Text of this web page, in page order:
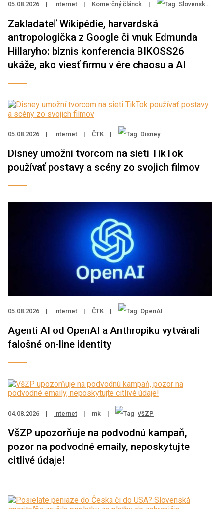
05.08.2026 | Internet | Komerčný článok | Slovenská sporiteľňa
Zakladateľ Wikipédie, harvardská
antropologička z Google či vnuk Edmunda
Hillaryho: biznis konferencia BIKOSS26
ukáže, ako viesť firmu v ére chaosu a AI
05.08.2026 | Internet | ČTK | Disney
Disney umožní tvorcom na sieti TikTok
používať postavy a scény zo svojich filmov
05.08.2026 | Internet | ČTK | OpenAI
Agenti AI od OpenAI a Anthropiku vytvárali
falošné on-line identity
04.08.2026 | Internet | mk | VšZP
VšZP upozorňuje na podvodnú kampaň,
pozor na podvodné emaily, neposkytujte
citlivé údaje!